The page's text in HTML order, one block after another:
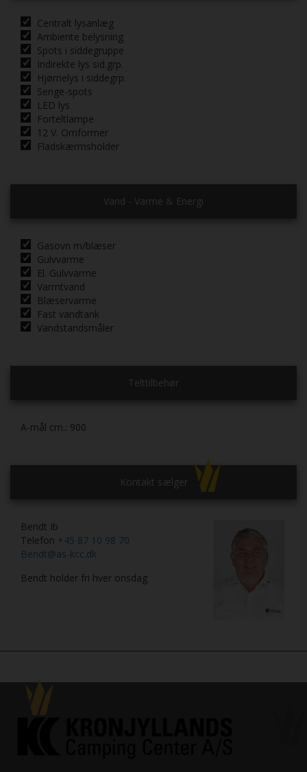
Centralt lysanlæg
Ambiente belysning
Spots i siddegruppe
Indirekte lys sid.grp.
Hjørnelys i siddegrp.
Senge-spots
LED lys
Forteltlampe
12 V. Omformer
Fladskærmsholder
Vand - Varme & Energi
Gasovn m/blæser
Gulvvarme
El. Gulvvarme
Varmtvand
Blæservarme
Fast vandtank
Vandstandsmåler
Telttilbehør
A-mål cm.: 900
Kontakt sælger
Bendt Ib
Telefon +45 87 10 98 70
Bendt@as-kcc.dk
Bendt holder fri hver onsdag